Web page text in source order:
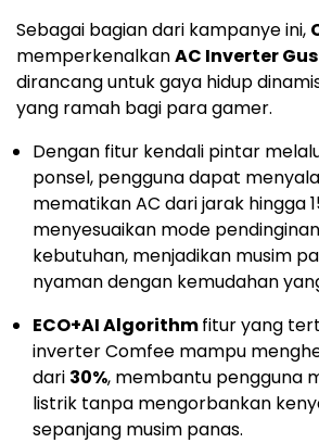
Sebagai bagian dari kampanye ini,
memperkenalkanAC Inverter
dirancang untuk gaya hidup
yang ramah bagi para gamer.
Dengan fitur kendali pintar
ponsel, pengguna dapat
mematikan AC dari jarak hingga
menyesuaikan mode
kebutuhan, menjadikan musim
nyaman dengan kemudahan
ECO+AI Algorithmfitur yang
inverter Comfee mampu
dari 30%, membantu pengguna
listrik tanpa mengorbankan
sepanjang musim panas.